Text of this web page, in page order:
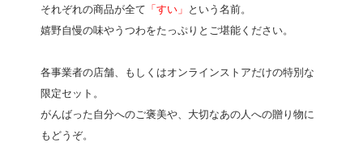
それぞれの商品が全て 「すい」
という名前。
嬉野自慢の味やうつわをたっぷりとご堪能ください。
各事業者の店舗、もしくはオンラインストアだけの特別な
限定セット。
がんばった自分へのご褒美や、大切なあの人への贈り物に
もどうぞ。